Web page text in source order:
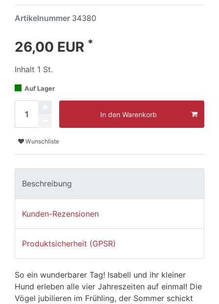
Artikelnummer 34380
26,00 EUR *
Inhalt 1 St.
Auf Lager
In den Warenkorb
Wunschliste
Beschreibung
Kunden-Rezensionen
Produktsicherheit (GPSR)
So ein wunderbarer Tag! Isabell und ihr kleiner
Hund erleben alle vier Jahreszeiten auf einmal! Die
Vögel jubilieren im Frühling, der Sommer schickt